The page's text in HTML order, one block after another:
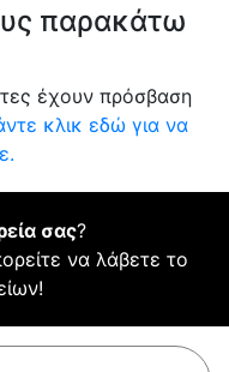
παρακάτω
έχουν πρόσβαση
κλικ εδώ για να
σας?
να λάβετε το